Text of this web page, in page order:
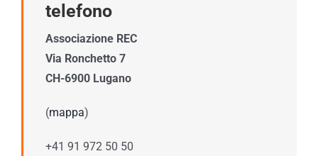
telefono
Associazione REC
Via Ronchetto 7
CH-6900 Lugano
(mappa)
+41 91 972 50 50